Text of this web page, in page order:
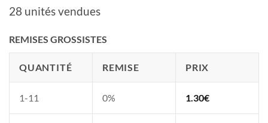
28 unités vendues
REMISES GROSSISTES
QUANTITÉ REMISE PRIX
1-11 0% 1.30€